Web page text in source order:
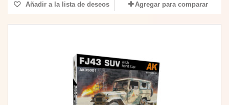
Añadir a la lista de deseos Agregar para comparar